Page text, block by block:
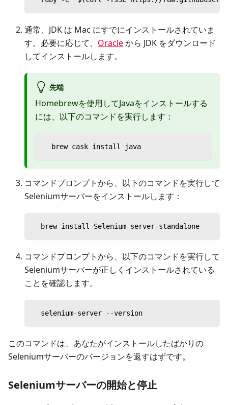
通常、JDK は Mac にすでにインストールされていま
す。必要に応じて、 Oracleから JDK をダウンロード
してインストールします。
先端
Homebrewを使用してJavaをインストールする
には、以下のコマンドを実行します：
  brew cask install java
コマンドプロンプトから、以下のコマンドを実行して
Seleniumサーバーをインストールします：
  brew install Selenium-server-standalone
コマンドプロンプトから、以下のコマンドを実行して
Seleniumサーバーが正しくインストールされている
ことを確認します。
  selenium-server --version
このコマンドは、あなたがインストールしたばかりの
Seleniumサーバーのバージョンを返すはずです。
Seleniumサーバーの開始と停止